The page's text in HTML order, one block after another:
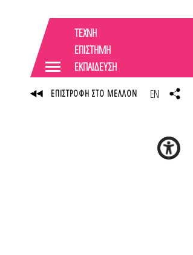
ΤΕΧΝΗ
ΕΠΙΣΤΗΜΗ
ΕΚΠΑΙΔΕΥΣΗ
ΕΠΙΣΤΡΟΦΗ ΣΤΟ ΜΕΛΛΟΝ EN